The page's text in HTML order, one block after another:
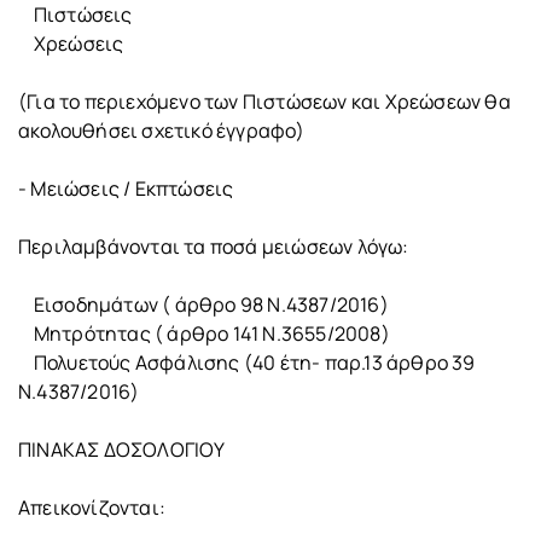
Πιστώσεις
Χρεώσεις
(Για το περιεχόμενο των Πιστώσεων και Χρεώσεων θα
ακολουθήσει σχετικό έγγραφο)
- Μειώσεις / Εκπτώσεις
Περιλαμβάνονται τα ποσά μειώσεων λόγω:
Εισοδημάτων ( άρθρο 98 Ν.4387/2016)
Μητρότητας ( άρθρο 141 Ν.3655/2008)
Πολυετούς Ασφάλισης (40 έτη- παρ.13 άρθρο 39
Ν.4387/2016)
ΠΙΝΑΚΑΣ ΔΟΣΟΛΟΓΙΟΥ
Απεικονίζονται: